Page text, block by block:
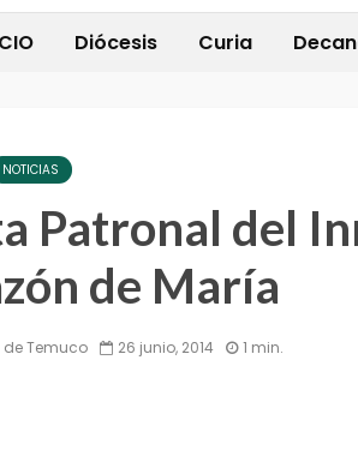
Diócesis Curia
NOTICIAS
Patronal del
de María
de Temuco 26 junio, 2014 1 min.